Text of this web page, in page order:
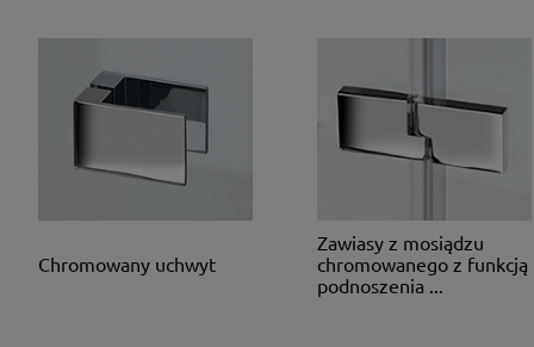
Chromowany uchwyt
Zawiasy z mosiądzu
chromowanego z funkcją
podnoszenia ...